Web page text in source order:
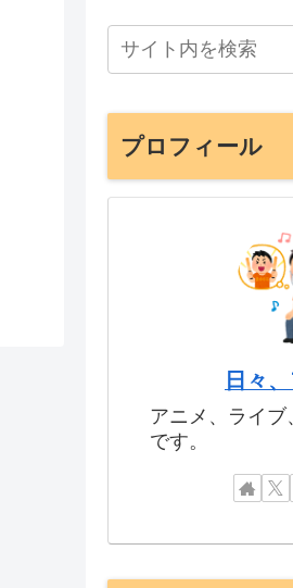
プロフィール
日々
アニメ、ライブ
です。